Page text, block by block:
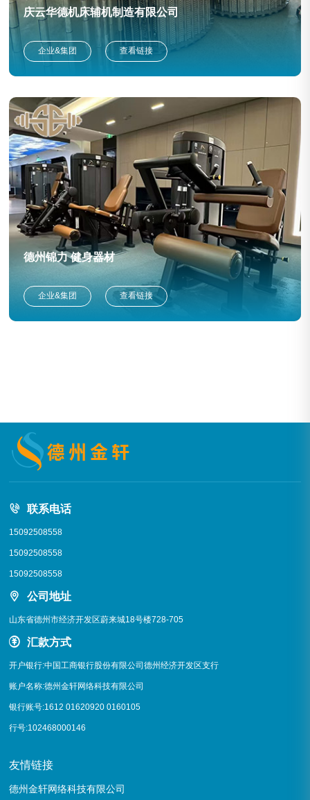
庆云华德机床辅机制造有限公司
企业&集团 查看链接
德州锦力 健身器材
企业&集团 查看链接
联系电话
15092508558
15092508558
15092508558
公司地址
山东省德州市经济开发区蔚来城18号楼728-705
汇款方式
开户银行:中国工商银行股份有限公司德州经济开发区支行
账户名称:德州金轩网络科技有限公司
银行账号:1612 01620920 0160105
行号:102468000146
友情链接
德州金轩网络科技有限公司